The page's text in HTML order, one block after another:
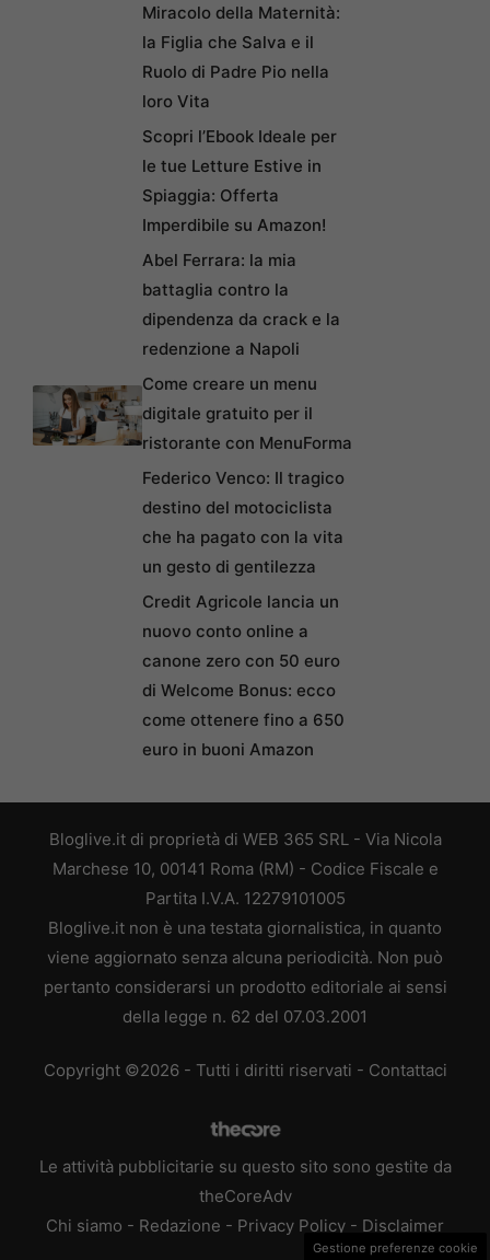
Miracolo della Maternità:
la Figlia che Salva e il
Ruolo di Padre Pio nella
loro Vita
Scopri l’Ebook Ideale per
le tue Letture Estive in
Spiaggia: Offerta
Imperdibile su Amazon!
Abel Ferrara: la mia
battaglia contro la
dipendenza da crack e la
redenzione a Napoli
Come creare un menu
digitale gratuito per il
ristorante con MenuForma
Federico Venco: Il tragico
destino del motociclista
che ha pagato con la vita
un gesto di gentilezza
Credit Agricole lancia un
nuovo conto online a
canone zero con 50 euro
di Welcome Bonus: ecco
come ottenere fino a 650
euro in buoni Amazon
Bloglive.it di proprietà di WEB 365 SRL - Via Nicola
Marchese 10, 00141 Roma (RM) - Codice Fiscale e
Partita I.V.A. 12279101005
Bloglive.it non è una testata giornalistica, in quanto
viene aggiornato senza alcuna periodicità. Non può
pertanto considerarsi un prodotto editoriale ai sensi
della legge n. 62 del 07.03.2001
Copyright ©2026 - Tutti i diritti riservati - Contattaci
Le attività pubblicitarie su questo sito sono gestite da
theCoreAdv
Chi siamo - Redazione - Privacy Policy - Disclaimer
Gestione preferenze cookie